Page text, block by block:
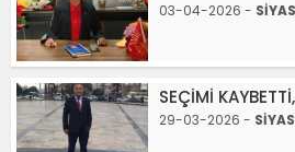
03-04-2026 -
SEÇİMİ
29-03-2026 -